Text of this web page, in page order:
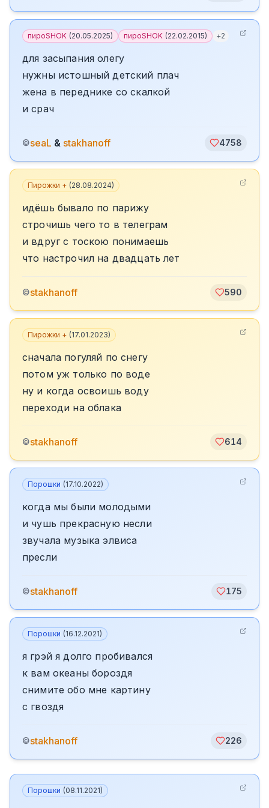
пироSHOK (20.05.2025) пироSHOK (22.02.2015) +2
для засыпания олегу
нужны истошный детский плач
жена в переднике со скалкой
и срач
©seaL & stakhanoff 4758
Пирожки + (28.08.2024)
идëшь бывало по парижу
строчишь чего то в телеграм
и вдруг с тоскою понимаешь
что настрочил на двадцать лет
©stakhanoff 590
Пирожки + (17.01.2023)
сначала погуляй по снегу
потом уж только по воде
ну и когда освоишь воду
переходи на облака
©stakhanoff 614
Порошки (17.10.2022)
когда мы были молодыми
и чушь прекрасную несли
звучала музыка элвиса
пресли
©stakhanoff 175
Порошки (16.12.2021)
я грэй я долго пробивался
к вам океаны бороздя
снимите обо мне картину
с гвоздя
©stakhanoff 226
Порошки (08.11.2021)